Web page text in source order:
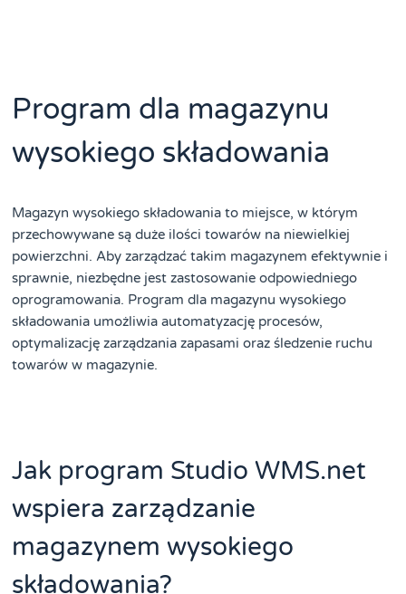
Program dla magazynu
wysokiego składowania
Magazyn wysokiego składowania to miejsce, w którym
przechowywane są duże ilości towarów na niewielkiej
powierzchni. Aby zarządzać takim magazynem efektywnie i
sprawnie, niezbędne jest zastosowanie odpowiedniego
oprogramowania. Program dla magazynu wysokiego
składowania umożliwia automatyzację procesów,
optymalizację zarządzania zapasami oraz śledzenie ruchu
towarów w magazynie.
Jak program Studio WMS.net
wspiera zarządzanie
magazynem wysokiego
składowania?